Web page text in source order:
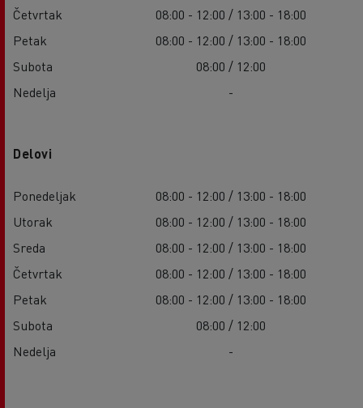
Četvrtak
08:00 - 12:00 / 13:00 - 18:00
Petak
08:00 - 12:00 / 13:00 - 18:00
Subota
08:00 / 12:00
Nedelja
-
Delovi
Ponedeljak
08:00 - 12:00 / 13:00 - 18:00
Utorak
08:00 - 12:00 / 13:00 - 18:00
Sreda
08:00 - 12:00 / 13:00 - 18:00
Četvrtak
08:00 - 12:00 / 13:00 - 18:00
Petak
08:00 - 12:00 / 13:00 - 18:00
Subota
08:00 / 12:00
Nedelja
-